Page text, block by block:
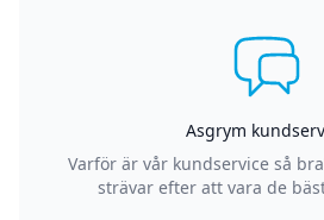
Asgrym
Varför är vår kundservice så
strävar efter att vara de